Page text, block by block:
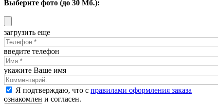
Выберите фото (до 30 Мб.):
загрузить еще
введите телефон
укажите Ваше имя
Я подтверждаю, что с правилами оформления заказа
ознакомлен и согласен.